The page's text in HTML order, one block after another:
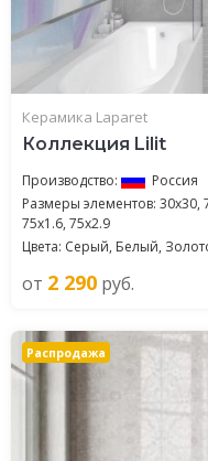
Керамика Laparet
Коллекция Lilit
Производство:
Россия
Размеры элементов: 30x30,
75x1.6, 75x2.9
Цвета: Серый, Белый,
от 2 290 руб.
Распродажа